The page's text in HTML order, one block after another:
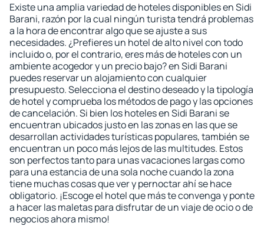
Existe una amplia variedad de hoteles disponibles en Sidi
Barani, razón por la cual ningún turista tendrá problemas
a la hora de encontrar algo que se ajuste a sus
necesidades. ¿Prefieres un hotel de alto nivel con todo
incluido o, por el contrario, eres más de hoteles con un
ambiente acogedor y un precio bajo? en Sidi Barani
puedes reservar un alojamiento con cualquier
presupuesto. Selecciona el destino deseado y la tipología
de hotel y comprueba los métodos de pago y las opciones
de cancelación. Si bien los hoteles en Sidi Barani se
encuentran ubicados justo en las zonas en las que se
desarrollan actividades turísticas populares, también se
encuentran un poco más lejos de las multitudes. Estos
son perfectos tanto para unas vacaciones largas como
para una estancia de una sola noche cuando la zona
tiene muchas cosas que ver y pernoctar ahí se hace
obligatorio. ¡Escoge el hotel que más te convenga y ponte
a hacer las maletas para disfrutar de un viaje de ocio o de
negocios ahora mismo!